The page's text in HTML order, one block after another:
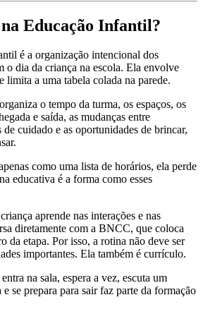
Educação Infantil?
é a organização intencional dos
o dia da criança na escola. Ela envolve
limita a uma tabela colada na parede.
o tempo da turma, os espaços, os
e saída, as mudanças entre
cuidado e as oportunidades de brincar,
como uma lista de horários, ela perde
educativa é a forma como esses
aprende nas interações e nas
diretamente com a BNCC, que coloca
da etapa. Por isso, a rotina não deve ser
importantes. Ela também é currículo.
na sala, espera a vez, escuta um
se prepara para sair faz parte da formação